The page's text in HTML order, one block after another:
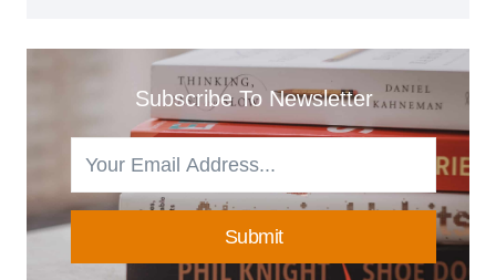
Subscribe To Newsletter
Submit